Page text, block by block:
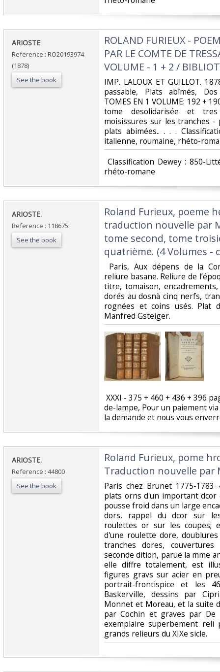
‎ARIOSTE‎
Reference : RO20193974
(1878)
See the book
‎ROLAND FURIEUX -
PAR LE COMTE DE
VOLUME - 1 + 2 /
‎IMP. LALOUX ET GUILLOT.
passable, Plats abîmés,
TOMES EN 1 VOLUME: 192 +
tome desolidarisée et
moisissures sur les tranches
plats abimées.. . . .
italienne, roumaine, rhéto-
Classification Dewey : 850-
rhéto-romane‎
‎ARIOSTE.‎
Reference : 118675
See the book
‎Roland Furieux, poeme
traduction nouvelle par
tome second, tome
quatrième. (4 Volumes -
Paris, Aux dépens de la
reliure basane. Reliure de
titre, tomaison,
dorés au dosnà cinq nerfs,
rognées et coins usés. Plat
Manfred Gsteiger. ‎
XXXI - 375 + 460 + 436 + 396
de-lampe, Pour un paiement
la demande et nous vous
‎ARIOSTE.‎
Reference : 44800
See the book
‎Roland Furieux, pome
Traduction nouvelle par
‎Paris chez Brunet 1775-
plats orns d'un important dcor
pousse froid dans un large
dors, rappel du dcor sur
roulettes or sur les coupes;
d'une roulette dore,
tranches dores, couvertures
seconde dition, parue la mme
elle diffre totalement, est
figures gravs sur acier en
portrait-frontispice et les
Baskerville, dessins par
Monnet et Moreau, et la suite
par Cochin et graves par De
exemplaire superbement
grands relieurs du XIXe sicle.‎